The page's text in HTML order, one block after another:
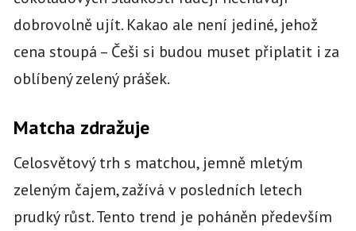
dobrovolně ujít. Kakao ale není jediné, jehož
cena stoupá – Češi si budou muset připlatit i za
oblíbený zelený prášek.
Matcha zdražuje
Celosvětový trh s matchou, jemně mletým
zeleným čajem, zažívá v posledních letech
prudký růst. Tento trend je poháněn především